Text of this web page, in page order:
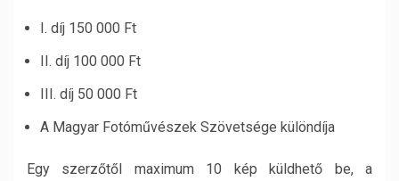
I. díj 150 000 Ft
II. díj 100 000 Ft
III. díj 50 000 Ft
A Magyar Fotóművészek Szövetsége különdíja
Egy szerzőtől maximum 10 kép küldhető be, a